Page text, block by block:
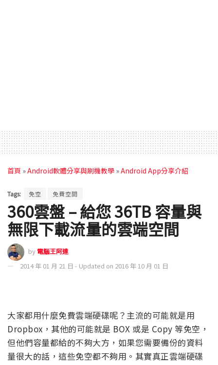
首頁 »Android軟體分享與刷機教學 »Android App分享介紹
Tags: 免空 免費空間
360雲盤 – 給您 36TB 容量與
無限下載流量的雲端空間
by 電腦王阿達
2014 年 01 月 21 日 - Updated on 2016 年 10 月 01 日
大家都用什麼免費雲端硬碟呢？主流的可能就是用
Dropbox，其他的可能就是 BOX 或是 Copy 等免空，
但他們容量都給的不夠大方，如果您需要備份的資料
量很大的話，這些免空都不夠用。其實真正雲端硬碟